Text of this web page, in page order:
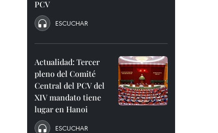
PCV
ESCUCHAR
Actualidad: Tercer
pleno del Comité
Central del PCV del
XIV mandato tiene
lugar en Hanoi
ESCUCHAR